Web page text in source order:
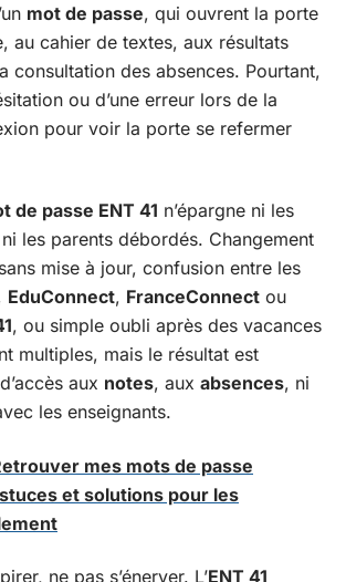
mot de passe, qui ouvrent la porte
au cahier de textes, aux résultats
consultation des absences. Pourtant,
ou d’une erreur lors de la
pour voir la porte se refermer
de passe ENT 41 n’épargne ni les
les parents débordés. Changement
mise à jour, confusion entre les
EduConnect, FranceConnect ou
, ou simple oubli après des vacances
multiples, mais le résultat est
aux notes, aux absences, ni
les enseignants.
mes mots de passe
et solutions pour les
ne pas s’énerver. L’ENT 41